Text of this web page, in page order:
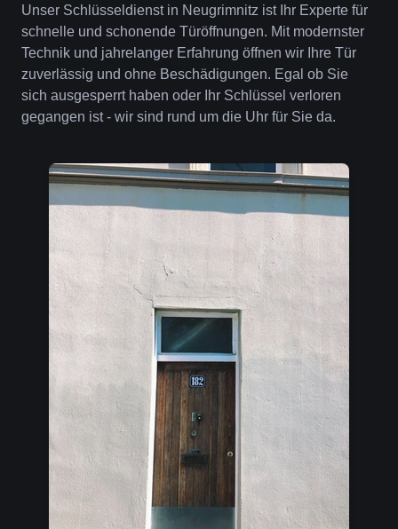
Unser Schlüsseldienst in Neugrimnitz ist Ihr Experte für
schnelle und schonende Türöffnungen. Mit modernster
Technik und jahrelanger Erfahrung öffnen wir Ihre Tür
zuverlässig und ohne Beschädigungen. Egal ob Sie
sich ausgesperrt haben oder Ihr Schlüssel verloren
gegangen ist - wir sind rund um die Uhr für Sie da.